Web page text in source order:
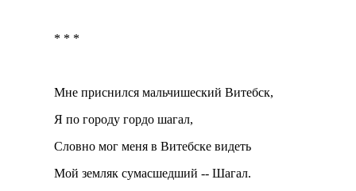
* * *
Мне приснился мальчишеский Витебск,
Я по городу гордо шагал,
Словно мог меня в Витебске видеть
Мой земляк сумасшедший -- Шагал.